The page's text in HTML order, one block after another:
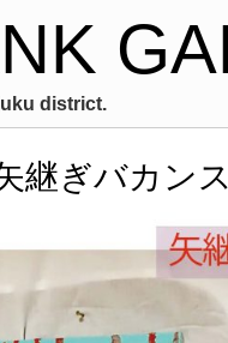
district.
継ぎバカン